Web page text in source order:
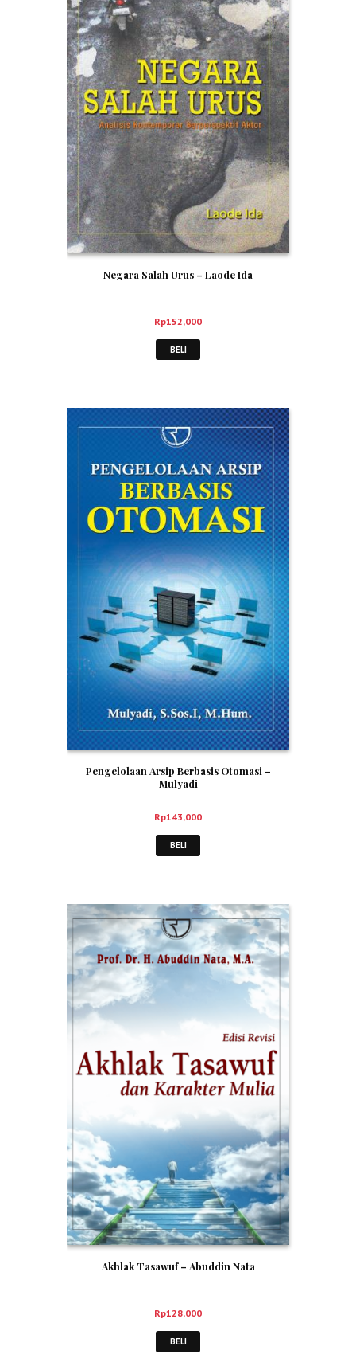
Negara Salah Urus – Laode Ida
Rp152,000
BELI
Pengelolaan Arsip Berbasis Otomasi –
Mulyadi
Rp143,000
BELI
Akhlak Tasawuf – Abuddin Nata
Rp128,000
BELI